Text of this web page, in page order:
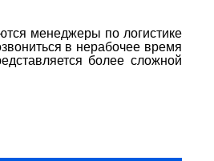
менеджеры по логистике
в нерабочее время
более сложной